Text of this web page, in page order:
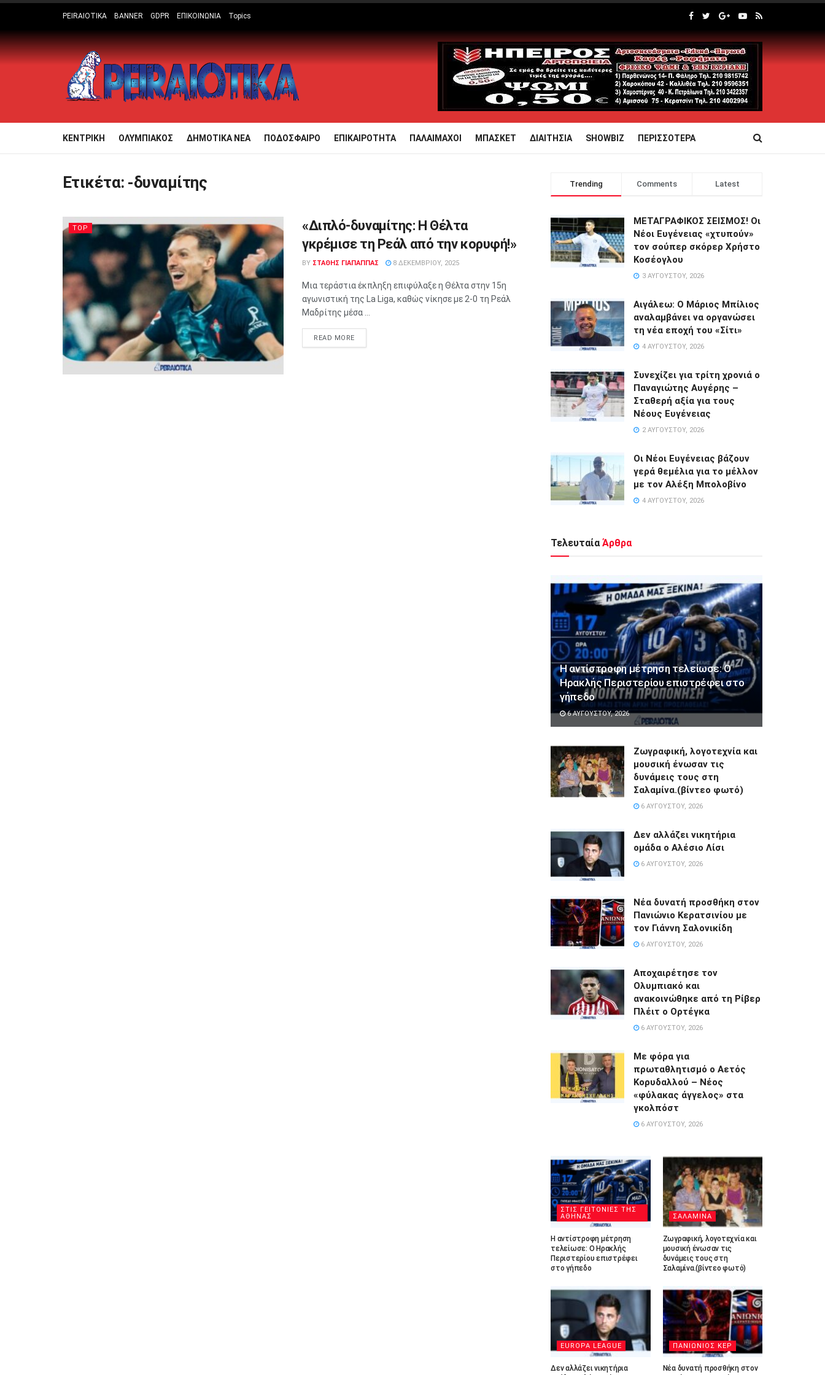
PEIRAIOTIKA BANNER GDPR ΕΠΙΚΟΙΝΩΝΙΑ Topics
ΚΕΝΤΡΙΚΗ ΟΛΥΜΠΙΑΚΟΣ ΔΗΜΟΤΙΚΑ ΝΕΑ ΠΟΔΟΣΦΑΙΡΟ ΕΠΙΚΑΙΡΟΤΗΤΑ ΠΑΛΑΙΜΑΧΟΙ ΜΠΑΣΚΕΤ ΔΙΑΙΤΗΣΙΑ SHOWBIZ ΠΕΡΙΣΣΟΤΕΡΑ
Ετικέτα: -δυναμίτης
TOP
«Διπλό-δυναμίτης: Η Θέλτα
γκρέμισε τη Ρεάλ από την κορυφή!»
BY ΣΤΑΘΗΣ ΓΊΑΠΑΠΠΑΣ 8 ΔΕΚΕΜΒΡΊΟΥ, 2025
Μια τεράστια έκπληξη επιφύλαξε η Θέλτα στην 15η
αγωνιστική της La Liga, καθώς νίκησε με 2-0 τη Ρεάλ
Μαδρίτης μέσα ...
READ MORE
Trending Comments Latest
ΜΕΤΑΓΡΑΦΙΚΟΣ ΣΕΙΣΜΟΣ! Οι
Νέοι Ευγένειας «χτυπούν»
τον σούπερ σκόρερ Χρήστο
Κοσέογλου
3 ΑΥΓΟΎΣΤΟΥ, 2026
Αιγάλεω: Ο Μάριος Μπίλιος
αναλαμβάνει να οργανώσει
τη νέα εποχή του «Σίτι»
4 ΑΥΓΟΎΣΤΟΥ, 2026
Συνεχίζει για τρίτη χρονιά ο
Παναγιώτης Αυγέρης –
Σταθερή αξία για τους
Νέους Ευγένειας
2 ΑΥΓΟΎΣΤΟΥ, 2026
Οι Νέοι Ευγένειας βάζουν
γερά θεμέλια για το μέλλον
με τον Αλέξη Μπολοβίνο
4 ΑΥΓΟΎΣΤΟΥ, 2026
Τελευταία Άρθρα
Η αντίστροφη μέτρηση τελείωσε: Ο
Ηρακλής Περιστερίου επιστρέφει στο
γήπεδο
6 ΑΥΓΟΎΣΤΟΥ, 2026
Ζωγραφική, λογοτεχνία και
μουσική ένωσαν τις
δυνάμεις τους στη
Σαλαμίνα.(βίντεο φωτό)
6 ΑΥΓΟΎΣΤΟΥ, 2026
Δεν αλλάζει νικητήρια
ομάδα ο Αλέσιο Λίσι
6 ΑΥΓΟΎΣΤΟΥ, 2026
Νέα δυνατή προσθήκη στον
Πανιώνιο Κερατσινίου με
τον Γιάννη Σαλονικίδη
6 ΑΥΓΟΎΣΤΟΥ, 2026
Αποχαιρέτησε τον
Ολυμπιακό και
ανακοινώθηκε από τη Ρίβερ
Πλέιτ ο Ορτέγκα
6 ΑΥΓΟΎΣΤΟΥ, 2026
Με φόρα για
πρωταθλητισμό ο Αετός
Κορυδαλλού – Νέος
«φύλακας άγγελος» στα
γκολπόστ
6 ΑΥΓΟΎΣΤΟΥ, 2026
ΣΤΙΣ ΓΕΙΤΟΝΙΕΣ ΤΗΣ
ΑΘΗΝΑΣ
Η αντίστροφη μέτρηση
τελείωσε: Ο Ηρακλής
Περιστερίου επιστρέφει
στο γήπεδο
ΣΑΛΑΜΙΝΑ
Ζωγραφική, λογοτεχνία και
μουσική ένωσαν τις
δυνάμεις τους στη
Σαλαμίνα.(βίντεο φωτό)
EUROPA LEAGUE
Δεν αλλάζει νικητήρια
ΠΑΝΙΩΝΙΟΣ ΚΕΡ
Νέα δυνατή προσθήκη στον